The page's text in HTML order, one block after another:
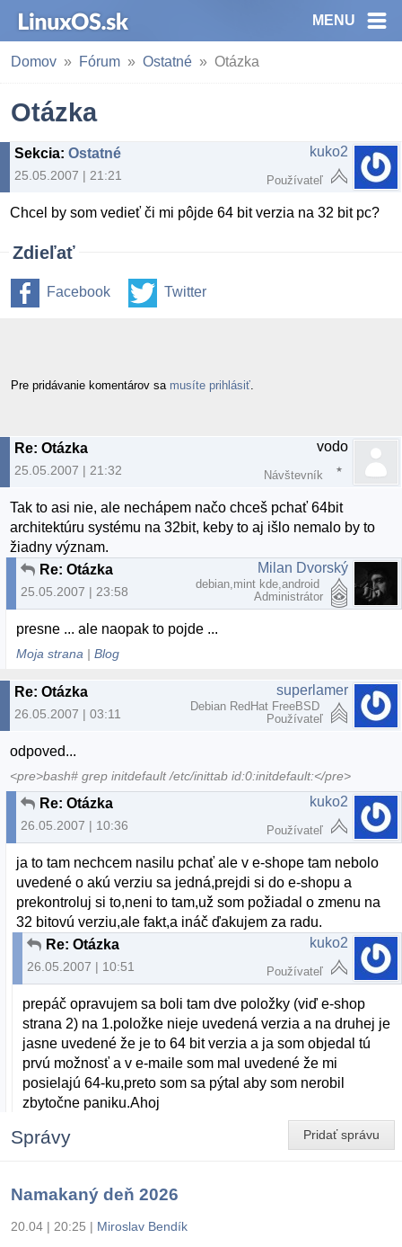
MENU
Domov Fórum Ostatné Otázka
Otázka
Sekcia: Ostatné
25.05.2007 | 21:21
kuko2
Používateľ
Chcel by som vedieť či mi pôjde 64 bit verzia na 32 bit pc?
Zdieľať
Facebook Twitter
Pre pridávanie komentárov sa musíte prihlásiť
Re: Otázka
25.05.2007 | 21:32
vodo
Návštevník
Tak to asi nie, ale nechápem načo chceš pchať 64bit
architektúru systému na 32bit, keby to aj išlo nemalo by to
žiadny význam.
Re: Otázka
25.05.2007 | 23:58
Milan Dvorský
debian,mint kde,android
Administrátor
presne ... ale naopak to pojde ...
Moja strana |Blog
Re: Otázka
26.05.2007 | 03:11
superlamer
Debian RedHat FreeBSD
Používateľ
odpoved...
<pre>bash# grep initdefault /etc/inittab id:0:initdefault:</pre>
Re: Otázka
26.05.2007 | 10:36
kuko2
Používateľ
ja to tam nechcem nasilu pchať ale v e-shope tam nebolo
uvedené o akú verziu sa jedná,prejdi si do e-shopu a
prekontroluj si to,neni to tam,už som požiadal o zmenu na
32 bitovú verziu,ale fakt,a ináč ďakujem za radu.
Re: Otázka
26.05.2007 | 10:51
kuko2
Používateľ
prepáč opravujem sa boli tam dve položky (viď e-shop
strana 2) na 1.položke nieje uvedená verzia a na druhej je
jasne uvedené že je to 64 bit verzia a ja som objedal tú
prvú možnosť a v e-maile som mal uvedené že mi
posielajú 64-ku,preto som sa pýtal aby som nerobil
zbytočne paniku.Ahoj
Pridať správu
Správy
Namakaný deň 2026
20.04 | 20:25 | Miroslav Bendík